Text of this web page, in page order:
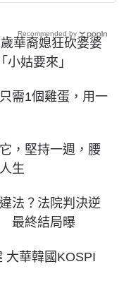
華裔媳狂砍婆婆
姑要來」
需1個雞蛋，用一
，堅持一週，腰
生
法？法院判決逆
最終結局曝
大華韓國KOSPI
Recommended by